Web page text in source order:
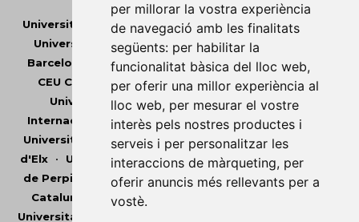
per millorar la vostra experiència
de navegació amb les finalitats
següents: per habilitar la
funcionalitat bàsica del lloc web,
per oferir una millor experiència al
lloc web, per mesurar el vostre
interès pels nostres productes i
serveis i per personalitzar les
interaccions de màrqueting, per
oferir anuncis més rellevants per a
vostè.
Universitat Abat Oliba CEU•Universitat d'Alacant
Universitat d'Andorra•Universitat Autònoma de
Barcelona
Universitat de Barcelona•Universitat
CEU Cardenal Herrera•Universitat de Girona •
Universitat de les Illes Balears• Universitat
Internacional de Catalunya•Universitat Jaume I
Universitat de Lleida• Universitat Miguel Hernández
d'Elx• Universitat Oberta de Catalunya•Universitat
de Perpinyà Via Domitia•Universitat Politècnica de
Catalunya
Universitat Politècnica de València
Universitat Pompeu Fabra